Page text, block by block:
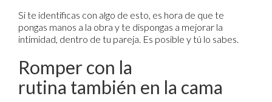
Si te identificas con algo de esto, es hora de que te
pongas manos a la obra y te dispongas a mejorar la
intimidad, dentro de tu pareja. Es posible y tú lo sabes.
Romper con la
rutina también en la cama